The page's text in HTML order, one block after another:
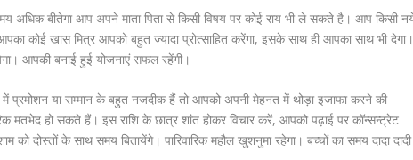
अधिक बीतेगा आप अपने माता पिता से किसी विषय पर कोई राय भी ले सकते है। आप किसी
कोई खास मित्र आपको बहुत ज्यादा प्रोत्साहित करेंगा, इसके साथ ही आपका साथ भी
आपकी बनाई हुई योजनाएं सफल रहेंगी।
प्रमोशन या सम्मान के बहुत नजदीक हैं तो आपको अपनी मेहनत में थोड़ा इजाफा करने की
मतभेद हो सकते हैं। इस राशि के छात्र शांत होकर विचार करें, आपको पढ़ाई पर कॉन्सन्ट्रेट
दोस्तों के साथ समय बितायेंगे। पारिवारिक महौल खुशनुमा रहेगा। बच्चों का समय दादा दादी